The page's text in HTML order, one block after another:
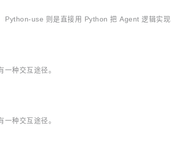
Python-use 则是直接用 Python 把 Agent 逻辑实
种交互途径。
种交互途径。